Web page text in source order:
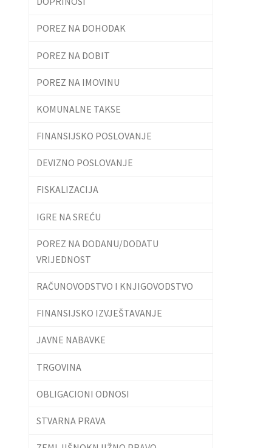
POREZ NA DOHODAK
POREZ NA DOBIT
POREZ NA IMOVINU
KOMUNALNE TAKSE
FINANSIJSKO POSLOVANJE
DEVIZNO POSLOVANJE
FISKALIZACIJA
IGRE NA SREĆU
POREZ NA DODANU/DODATU
VRIJEDNOST
RAČUNOVODSTVO I KNJIGOVODSTVO
FINANSIJSKO IZVJEŠTAVANJE
JAVNE NABAVKE
TRGOVINA
OBLIGACIONI ODNOSI
STVARNA PRAVA